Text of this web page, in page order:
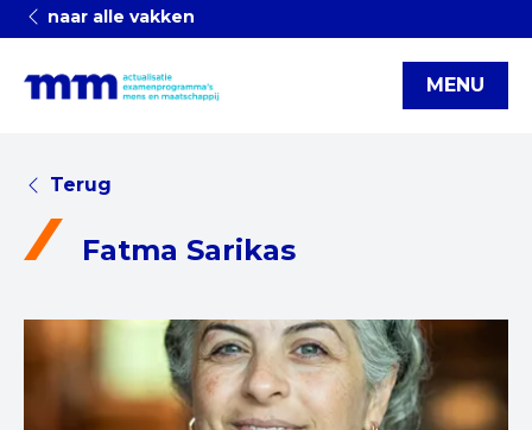
naar alle vakken
MENU
Terug
Fatma Sarikas